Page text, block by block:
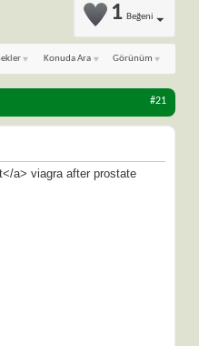
1 Beğeni
Konuda Ara Görünüm
#21
a> viagra after prostate